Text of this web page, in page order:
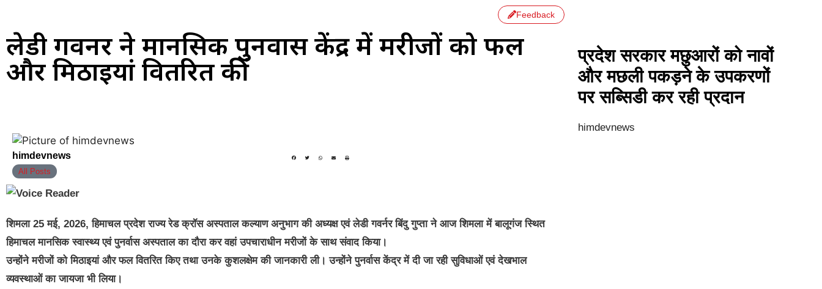
Feedback
लेडी गवर्नर ने मानसिक पुनर्वास केंद्र में मरीजों को फल
और मिठाइयां वितरित कीं
himdevnews
All Posts
शिमला 25 मई, 2026, हिमाचल प्रदेश राज्य रेड क्रॉस अस्पताल कल्याण अनुभाग की अध्यक्ष एवं लेडी गवर्नर बिंदु गुप्ता ने आज शिमला में बालूगंज स्थित
हिमाचल मानसिक स्वास्थ्य एवं पुनर्वास अस्पताल का दौरा कर वहां उपचाराधीन मरीजों के साथ संवाद किया।
उन्होंने मरीजों को मिठाइयां और फल वितरित किए तथा उनके कुशलक्षेम की जानकारी ली। उन्होंने पुनर्वास केंद्र में दी जा रही सुविधाओं एवं देखभाल
व्यवस्थाओं का जायजा भी लिया।
प्रदेश सरकार मछुआरों को नावों
और मछली पकड़ने के उपकरणों
पर सब्सिडी कर रही प्रदान
himdevnews